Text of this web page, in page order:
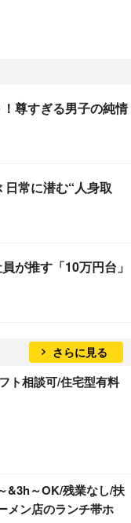
尊すぎる男子の純情
日常に潜む“人身取
が推す「10万円台」
さらに見る
ト相談可/住宅型有料
&3h～OK/残業なし/扶
メン店のランチ帯ホ